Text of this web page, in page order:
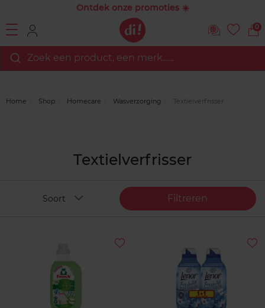
Ontdek onze promoties ☀️
0
Zoek een product, een merk…...
Home Shop Homecare Wasverzorging Textielverfrisser
Textielverfrisser
Filtreren
Soort